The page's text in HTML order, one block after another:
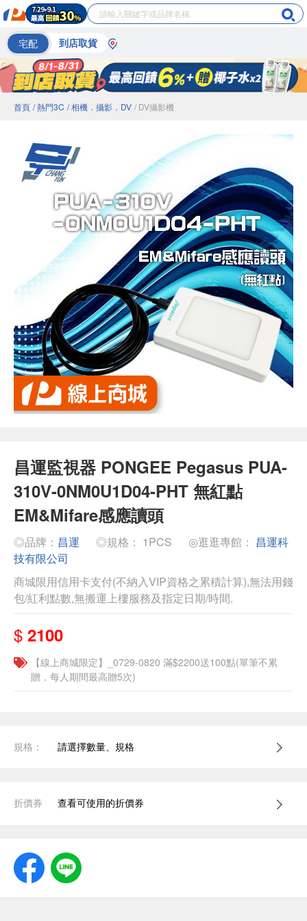
宅配 到店取貨
首頁 / 熱門3C / 相機．攝影．DV / DV攝影機
昌運監視器 PONGEE Pegasus PUA-
310V-0NM0U1D04-PHT 無紅點
EM&Mifare感應讀頭
◎品牌： 昌運 ◎規格： 1PCS ◎逛逛專館： 昌運科
技有限公司
商城限用信用卡支付(不納入VIP資格之累積計算),無法用錢
包/紅利點數,無搬運上樓服務及指定日期/時間.
$ 2100
【線上商城限定】_0729-0820 滿$2200送100點(單筆不累
贈，每人期間最高贈5次)
規格： 請選擇數量、規格
折價券 查看可使用的折價券